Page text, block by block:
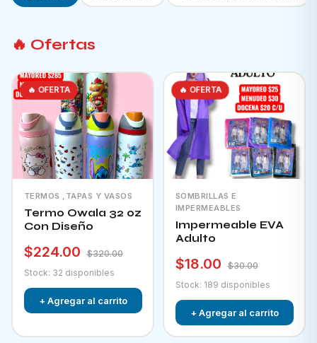
🔥 Ofertas
🔥 OFERTA
TERMOS ,TAPAS Y VASOS
Termo Owala 32 oz
Con Diseño
$224.00
$320.00
Stock: 32 disponibles
+ Agregar al carrito
🔥 OFERTA
SOMBRILLAS E
IMPERMEABLES
Impermeable EVA
Adulto
$18.00
$30.00
Stock: 189 disponibles
+ Agregar al carrito